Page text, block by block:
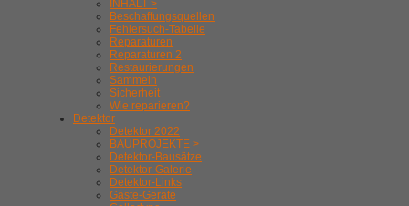
INHALT >
Beschaffungsquellen
Fehlersuch-Tabelle
Reparaturen
Reparaturen 2
Restaurierungen
Sammeln
Sicherheit
Wie reparieren?
Detektor
Detektor 2022
BAUPROJEKTE >
Detektor-Bausätze
Detektor-Galerie
Detektor-Links
Gäste-Geräte